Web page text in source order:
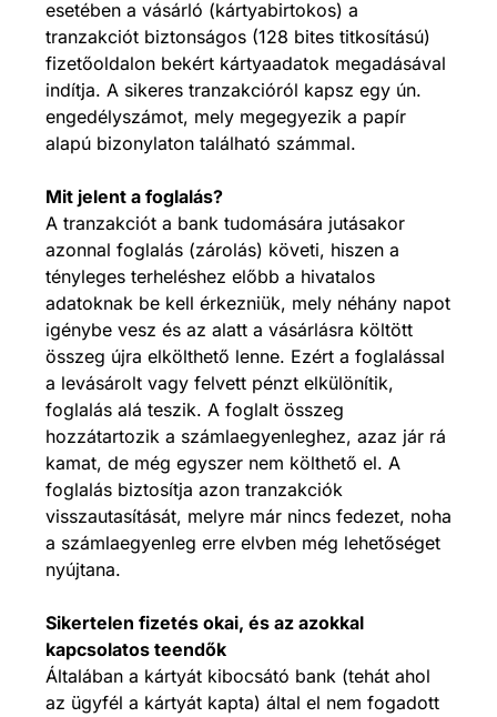
esetében a vásárló (kártyabirtokos) a
tranzakciót biztonságos (128 bites titkosítású)
fizetőoldalon bekért kártyaadatok megadásával
indítja. A sikeres tranzakcióról kapsz egy ún.
engedélyszámot, mely megegyezik a papír
alapú bizonylaton található számmal.
Mit jelent a foglalás?
A tranzakciót a bank tudomására jutásakor
azonnal foglalás (zárolás) követi, hiszen a
tényleges terheléshez előbb a hivatalos
adatoknak be kell érkezniük, mely néhány napot
igénybe vesz és az alatt a vásárlásra költött
összeg újra elkölthető lenne. Ezért a foglalással
a levásárolt vagy felvett pénzt elkülönítik,
foglalás alá teszik. A foglalt összeg
hozzátartozik a számlaegyenleghez, azaz jár rá
kamat, de még egyszer nem költhető el. A
foglalás biztosítja azon tranzakciók
visszautasítását, melyre már nincs fedezet, noha
a számlaegyenleg erre elvben még lehetőséget
nyújtana.
Sikertelen fizetés okai, és az azokkal
kapcsolatos teendők
Általában a kártyát kibocsátó bank (tehát ahol
az ügyfél a kártyát kapta) által el nem fogadott